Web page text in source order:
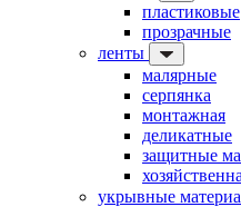
пластиковые
прозрачные
ленты
малярные
серпянка
монтажная
деликатные
защитные
укрывные